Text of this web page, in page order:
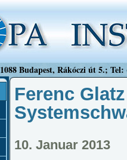
1088 Budapest, Rákóczi út 5.;
Ferenc
10. Januar 2013